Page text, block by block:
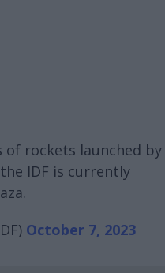
rockets launched by
IDF is currently
October 7, 2023